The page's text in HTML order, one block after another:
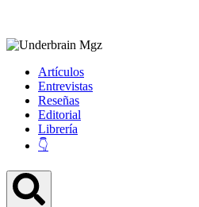
Artículos
Entrevistas
Reseñas
Editorial
Librería
👇